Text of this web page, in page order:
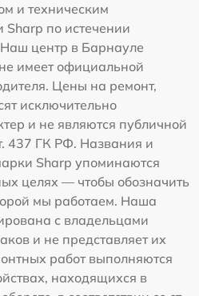
и техническим
по истечении
центр в Барнауле
имеет официальной
Цены на ремонт,
исключительно
и не являются публичной
437 ГК РФ. Названия и
Sharp упоминаются
целях — чтобы обозначить
мы работаем. Наша
с владельцами
и не представляет их
работ выполняются
находящихся в